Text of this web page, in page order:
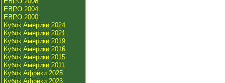
ЕВРО 2004
ЕВРО 2000
Кубок Америки 2024
Кубок Америки 2021
Кубок Америки 2019
Кубок Америки 2016
Кубок Америки 2015
Кубок Америки 2011
Кубок Африки 2025
Кубок Африки 2023